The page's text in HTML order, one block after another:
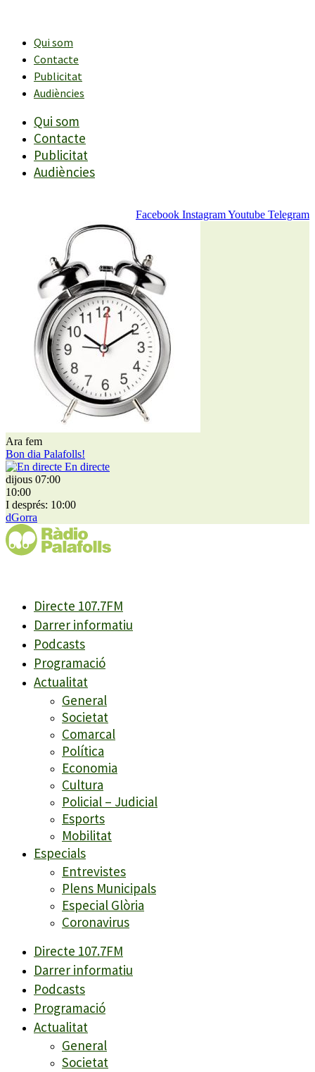
contingutQui som
Contacte
Publicitat
Audiències
Qui som
Contacte
Publicitat
Audiències
Facebook InstagramYoutube Telegram
Ara fem
Bon dia Palafolls!
En directe
dijous 07:00
10:00
I després: 10:00
dGorra
Directe 107.7FM
Darrer informatiu
Podcasts
Programació
Actualitat
General
Societat
Comarcal
Política
Economia
Cultura
Policial – Judicial
Esports
Mobilitat
Especials
Entrevistes
Plens Municipals
Especial Glòria
Coronavirus
Directe 107.7FM
Darrer informatiu
Podcasts
Programació
Actualitat
General
Societat